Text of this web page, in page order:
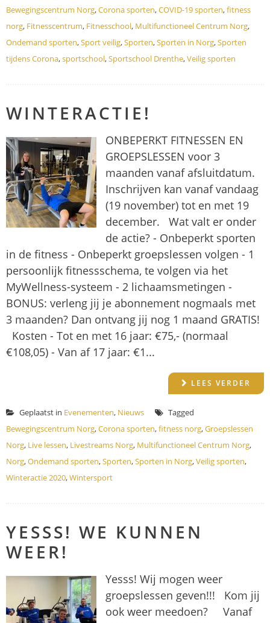
Bewegingscentrum Norg,Corona sporten,COVID-19 sporten,fitness
norg, Fitnesscentrum, Fitnesschool, Multifunctioneel Centrum Norg,
Ondemand sporten,Sport veilig,Sporten,Sporten in Norg,Sporten
tijdens Corona,sportschool,Sportschool Drenthe,Veilig sporten
WINTERACTIE!
ONBEPERKT FITNESSEN EN
GROEPSLESSEN voor 3
maanden vanaf afsluitdatum.
Inschrijven kan vanaf vandaag
(19 november) tot en met 19
december. Wat valt er onder
de actie? - Onbeperkt sporten
in de fitness - Onbeperkt groepslessen volgen - 1
persoonlijk fitnessschema, te volgen via het
MyWellness-systeem - 2 lichaamsmetingen -
BONUS: verleng jij je abonnement nogmaals met
3 maanden? Dan ontvang jij nog 1 maand GRATIS!
Kosten - Tot en met 16 jaar: €75,- (normaal
€108,05) - Van af 17 jaar: €1...
LEES VERDER
Geplaatst in Evenementen, Nieuws
Tagged
Bewegingscentrum Norg,Corona sporten,fitness norg,Groepslessen
Norg, Live lessen, Livestreams Norg, Multifunctioneel Centrum Norg,
Norg,Ondemand sporten,Sporten,Sporten in Norg,Veilig sporten,
Winteractie 2020,Wintersport
YESSS! WE KUNNEN
WEER!
Yesss! Wij mogen weer
groepslessen geven!!! Kom jij
ook weer meedoen? Vanaf